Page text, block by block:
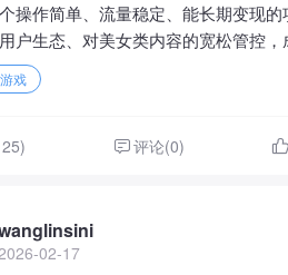
操作简单、流量稳定、能长期变现
户生态、对美女类内容的宽松管控
戏
评论(0)
02-17